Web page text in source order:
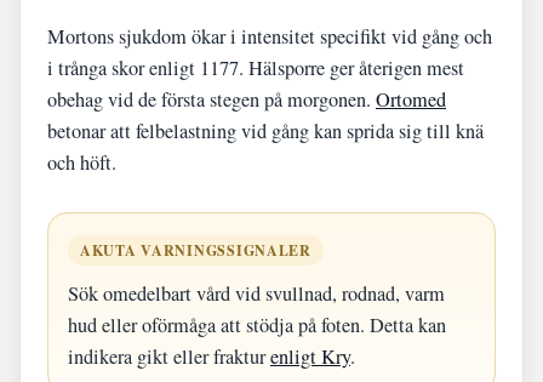
Mortons sjukdom ökar i intensitet specifikt vid gång och
i trånga skor enligt 1177. Hälsporre ger återigen mest
obehag vid de första stegen på morgonen. Ortomed
betonar att felbelastning vid gång kan sprida sig till knä
och höft.
AKUTA VARNINGSSIGNALER
Sök omedelbart vård vid svullnad, rodnad, varm
hud eller oförmåga att stödja på foten. Detta kan
indikera gikt eller frakturenligt Kry.